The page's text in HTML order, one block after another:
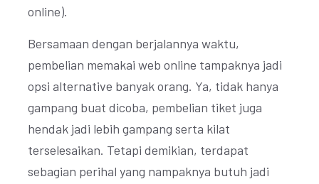
online).
Bersamaan dengan berjalannya waktu,
pembelian memakai web online tampaknya jadi
opsi alternative banyak orang. Ya, tidak hanya
gampang buat dicoba, pembelian tiket juga
hendak jadi lebih gampang serta kilat
terselesaikan. Tetapi demikian, terdapat
sebagian perihal yang nampaknya butuh jadi